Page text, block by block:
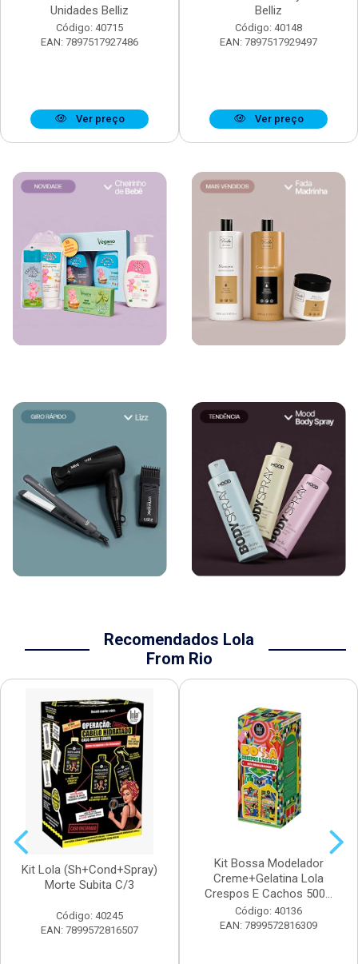
Unidades Belliz
Código: 40715
EAN: 7897517927486
Ver preço
Belliz
Código: 40148
EAN: 7897517929497
Ver preço
Recomendados Lola
From Rio
Kit Lola (Sh+Cond+Spray)
Morte Subita C/3
Código: 40245
EAN: 7899572816507
Kit Bossa Modelador
Creme+Gelatina Lola
Crespos E Cachos 500...
Código: 40136
EAN: 7899572816309